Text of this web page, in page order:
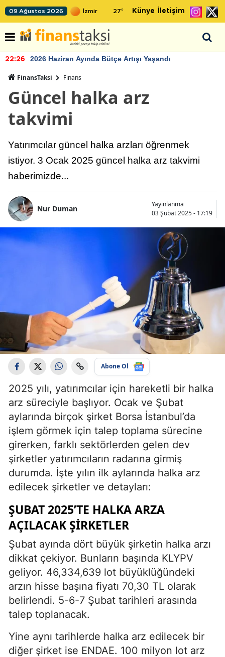
09 Ağustos 2026 27° Künye İletişim
22:26 2026 Haziran Ayında Bütçe Artışı Yaşandı
FinansTaksi Finans
Güncel halka arz
takvimi
Yatırımcılar güncel halka arzları öğrenmek
istiyor. 3 Ocak 2025 güncel halka arz takvimi
haberimizde...
Nur Duman
Yayınlanma
03 Şubat 2025 - 17:19
Abone Ol
2025 yılı, yatırımcılar için hareketli bir halka
arz süreciyle başlıyor. Ocak ve Şubat
aylarında birçok şirket Borsa İstanbul’da
işlem görmek için talep toplama sürecine
girerken, farklı sektörlerden gelen dev
şirketler yatırımcıların radarına girmiş
durumda. İşte yılın ilk aylarında halka arz
edilecek şirketler ve detayları:
ŞUBAT 2025’TE HALKA ARZA
AÇILACAK ŞIRKETLER
Şubat ayında dört büyük şirketin halka arzı
dikkat çekiyor. Bunların başında KLYPV
geliyor. 46,334,639 lot büyüklüğündeki
arzın hisse başına fiyatı 70,30 TL olarak
belirlendi. 5-6-7 Şubat tarihleri arasında
talep toplanacak.
Yine aynı tarihlerde halka arz edilecek bir
diğer şirket ise ENDAE. 100 milyon lot arz